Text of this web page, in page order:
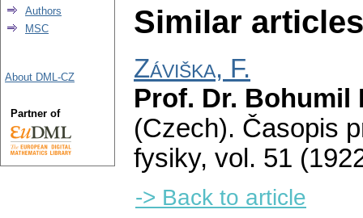
Similar
Záviška, F.
Prof. Dr.
(Czech). Časopis
fysiky, vol. 51
-> Back to article
Authors
MSC
About DML-CZ
Partner of